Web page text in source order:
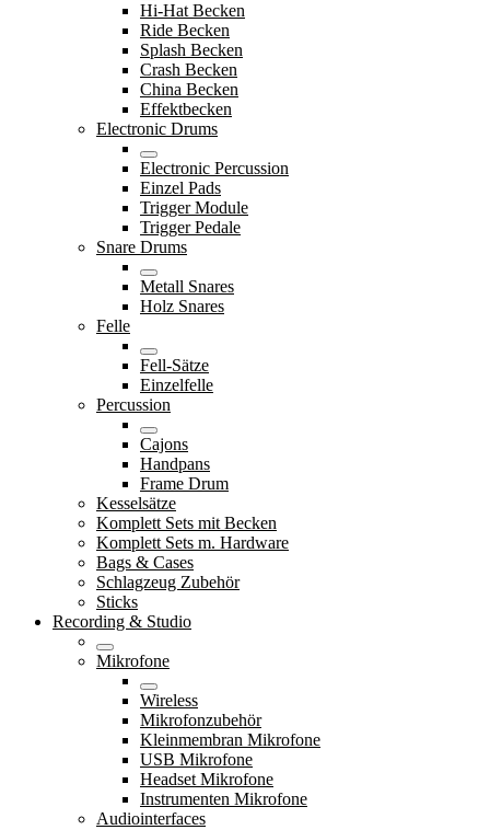
Hi-Hat Becken
Ride Becken
Splash Becken
Crash Becken
China Becken
Effektbecken
Electronic Drums
Electronic Percussion
Einzel Pads
Trigger Module
Trigger Pedale
Snare Drums
Metall Snares
Holz Snares
Felle
Fell-Sätze
Einzelfelle
Percussion
Cajons
Handpans
Frame Drum
Kesselsätze
Komplett Sets mit Becken
Komplett Sets m. Hardware
Bags & Cases
Schlagzeug Zubehör
Sticks
Recording & Studio
Mikrofone
Wireless
Mikrofonzubehör
Kleinmembran Mikrofone
USB Mikrofone
Headset Mikrofone
Instrumenten Mikrofone
Audiointerfaces